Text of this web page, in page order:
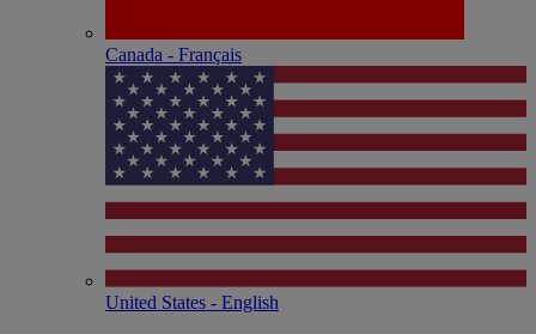
Canada - Français
United States - English